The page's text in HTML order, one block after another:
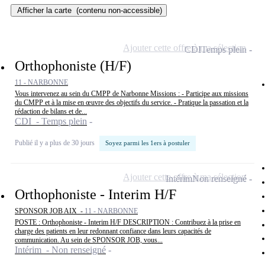
Afficher la carte (contenu non-accessible)
Orthophoniste (H/F)
11 - NARBONNE
Vous intervenez au sein du CMPP de Narbonne Missions : - Participe aux missions
du CMPP et à la mise en œuvre des objectifs du service. - Pratique la passation et la
rédaction de bilans et de...
CDI - Temps plein
Publié il y a plus de 30 jours Soyez parmi les 1ers à postuler
CDITemps plein
Ajouter cette offre à ma sélection
Orthophoniste - Interim H/F
SPONSOR JOB AIX - 11 - NARBONNE
POSTE : Orthophoniste - Interim H/F DESCRIPTION : Contribuez à la prise en
charge des patients en leur redonnant confiance dans leurs capacités de
communication. Au sein de SPONSOR JOB, vous...
Intérim - Non renseigné
IntérimNon renseigné
Ajouter cette offre à ma sélection